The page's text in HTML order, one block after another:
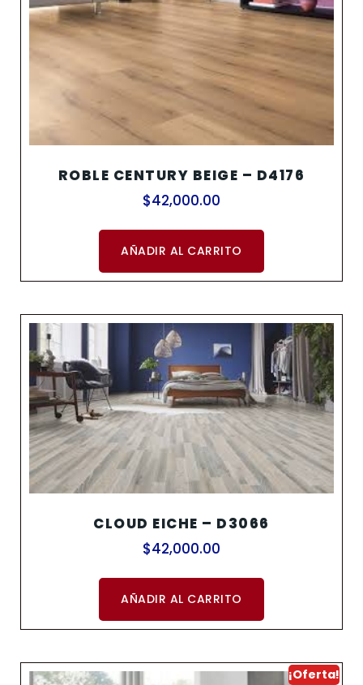
ROBLE CENTURY BEIGE – D4176
$42,000.00
AÑADIR AL CARRITO
CLOUD EICHE – D3066
$42,000.00
AÑADIR AL CARRITO
¡Oferta!